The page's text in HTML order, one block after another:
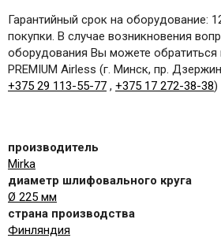
Гарантийный срок на оборудование:
покупки. В случае возникновения
оборудования Вы можете обратиться
PREMIUM Airless (г. Минск, пр.
+375 29 113-55-77 , +375 17 272-38-38)
производитель
Mirka
диаметр шлифовального круга
Ø 225 мм
страна производства
Финляндия